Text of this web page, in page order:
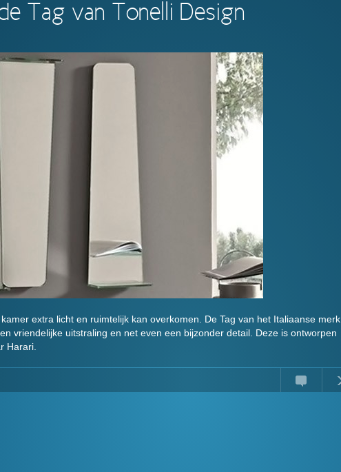
Tag van Tonelli Design
extra licht en ruimtelijk kan overkomen. De Tag van het Italiaanse merk
vriendelijke uitstraling en net even een bijzonder detail. Deze is ontworpen
Harari.